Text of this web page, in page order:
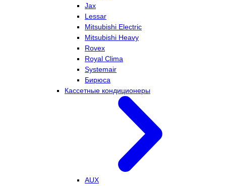
Jax
Lessar
Mitsubishi Electric
Mitsubishi Heavy
Rovex
Royal Clima
Systemair
Бирюса
Кассетные кондиционеры
AUX